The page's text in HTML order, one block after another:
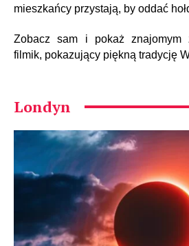
mieszkańcy przystają, by oddać
Zobacz sam i pokaż znajomym
filmik, pokazujący piękną tradycję
Londyn